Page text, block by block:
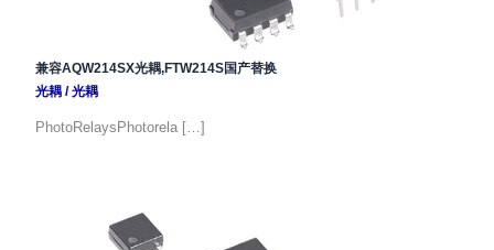
兼容AQW214SX光耦,FTW214S国产替换
光耦/光耦
PhotoRelaysPhotorela […]